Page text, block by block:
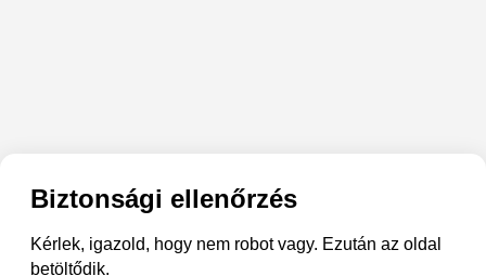
Biztonsági ellenőrzés
Kérlek, igazold, hogy nem robot vagy. Ezután az oldal
betöltődik.